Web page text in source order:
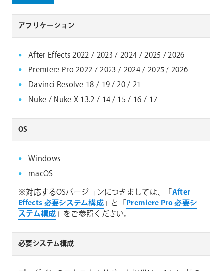
アプリケーション
After Effects 2022 / 2023 / 2024 / 2025 / 2026
Premiere Pro 2022 / 2023 / 2024 / 2025 / 2026
Davinci Resolve 18 / 19 / 20 / 21
Nuke / Nuke X 13.2 / 14 / 15 / 16 / 17
OS
Windows
macOS
※対応するOSバージョンにつきましては、「 After
Effects 必要システム構成」と「 Premiere Pro 必要シ
ステム構成」をご参照ください。
必要システム構成